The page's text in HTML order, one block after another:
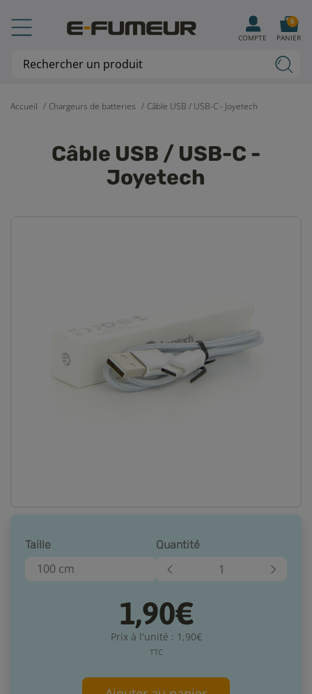
Accueil Chargeurs de batteries Câble USB / USB-C - Joyetech
Câble USB / USB-C -
Joyetech
Taille
100 cm
Quantité
1,90€
Prix à l'unité : 1,90€
TTC
COMPTE PANIER
0